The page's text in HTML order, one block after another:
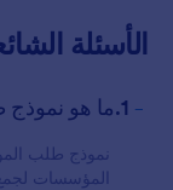
الأسئلة
- 1.ما هو نموذج طلب المورد؟
نموذج طلب
المؤسسات